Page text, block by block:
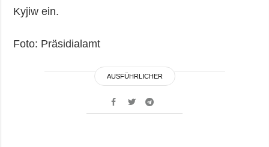
Kyjiw ein.
Foto: Präsidialamt
AUSFÜHRLICHER